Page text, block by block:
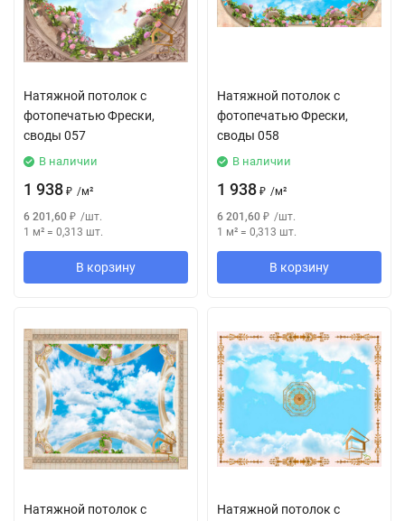
Натяжной потолок с
фотопечатью Фрески,
своды 057
В наличии
1 938 ₽ /м²
6 201,60 ₽ /шт.
1 м² = 0,313 шт.
В корзину
Натяжной потолок с
фотопечатью Фрески,
своды 058
В наличии
1 938 ₽ /м²
6 201,60 ₽ /шт.
1 м² = 0,313 шт.
В корзину
Натяжной потолок с
Натяжной потолок с